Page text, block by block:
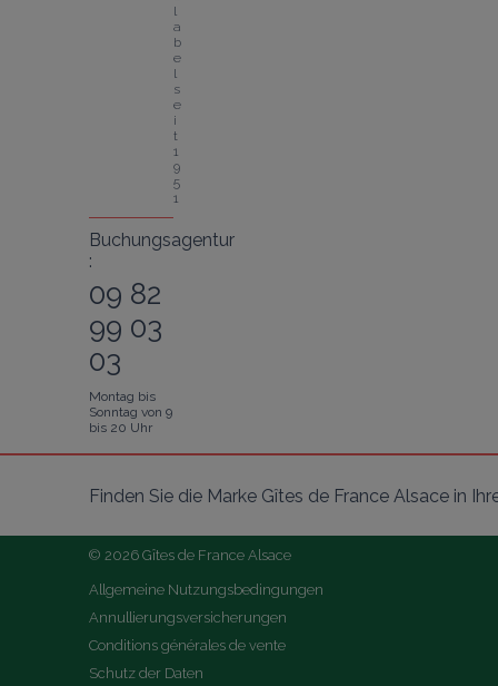
l
a
b
e
l
s
e
i
t
1
9
5
1
Buchungsagentur
:
09 82
99 03
03
Montag bis
Sonntag von 9
bis 20 Uhr
Finden Sie die Marke Gîtes de France Alsace in
© 2026 Gîtes de France Alsace
Allgemeine Nutzungsbedingungen
Annullierungsversicherungen
Conditions générales de vente
Schutz der Daten